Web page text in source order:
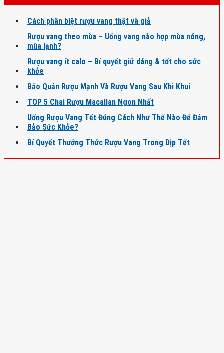
Cách phân biệt rượu vang thật và giả
Rượu vang theo mùa – Uống vang nào hợp mùa nóng,
mùa lạnh?
Rượu vang ít calo – Bí quyết giữ dáng & tốt cho sức
khỏe
Bảo Quản Rượu Mạnh Và Rượu Vang Sau Khi Khui
TOP 5 Chai Rượu Macallan Ngon Nhất
Uống Rượu Vang Tết Đúng Cách Như Thế Nào Để Đảm
Bảo Sức Khỏe?
Bí Quyết Thưởng Thức Rượu Vang Trong Dịp Tết